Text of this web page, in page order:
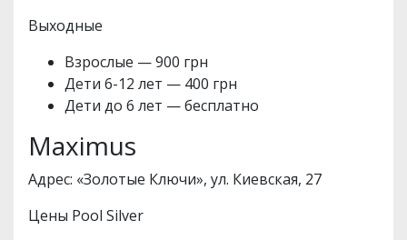
Выходные
Взрослые — 900 грн
Дети 6-12 лет — 400 грн
Дети до 6 лет — бесплатно
Maximus
Адрес: «Золотые Ключи», ул. Киевская, 27
Цены Pool Silver